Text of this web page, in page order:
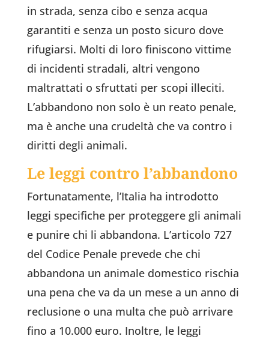
in strada, senza cibo e senza acqua
garantiti e senza un posto sicuro dove
rifugiarsi. Molti di loro finiscono vittime
di incidenti stradali, altri vengono
maltrattati o sfruttati per scopi illeciti.
L’abbandono non solo è un reato penale,
ma è anche una crudeltà che va contro i
diritti degli animali.
Le leggi contro l’abbandono
Fortunatamente, l’Italia ha introdotto
leggi specifiche per proteggere gli animali
e punire chi li abbandona. L’articolo 727
del Codice Penale prevede che chi
abbandona un animale domestico rischia
una pena che va da un mese a un anno di
reclusione o una multa che può arrivare
fino a 10.000 euro. Inoltre, le leggi